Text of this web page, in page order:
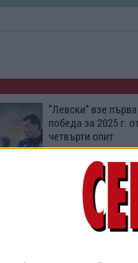
"Левски" взе първа
победа за 2025 г.
четвърти опит
27 Яну. 2025
"ЦСКА-София" ще е
без тире от